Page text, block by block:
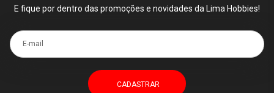
E fique por dentro das promoções e novidades da Lima Hobbies!
E-mail